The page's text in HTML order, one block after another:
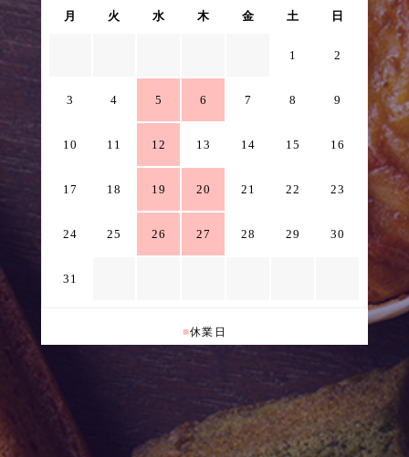
月 火 水 木 金 土 日
1 2
3 4 5 6 7 8 9
10 11 12 13 14 15 16
17 18 19 20 21 22 23
24 25 26 27 28 29 30
31
■休業日